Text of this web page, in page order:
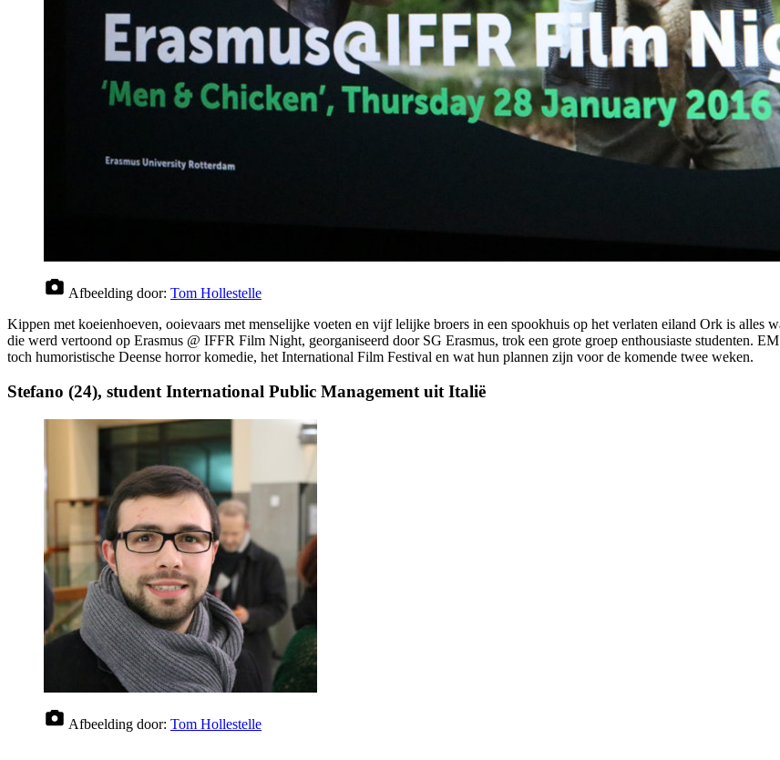
Afbeelding door: Tom Hollestelle
Kippen met koeienhoeven, ooievaars met menselijke voeten en vijf lelijke broers in een spookhuis op het verlaten eiland Ork is alles
die werd vertoond op Erasmus @ IFFR Film Night, georganiseerd door SG Erasmus, trok een grote groep enthousiaste studenten.
toch humoristische Deense horror komedie, het International Film Festival en wat hun plannen zijn voor de komende twee weken.
Stefano (24), student International Public Management uit Italië
Afbeelding door: Tom Hollestelle